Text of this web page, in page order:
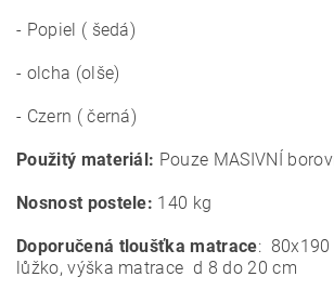
- Popiel ( šedá)
- olcha (olše)
- Czern ( černá)
Použitý materiál: Pouze MASIVNÍ
Nosnost postele: 140 kg
Doporučená tloušťka matrace: 80x190
lůžko, výška matrace d 8 do 20 cm